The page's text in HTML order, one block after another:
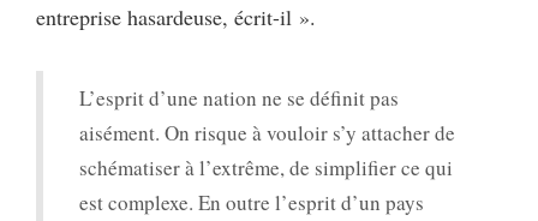
entreprise hasardeuse, écrit-il ».
L’esprit d’une nation ne se définit pas
aisément. On risque à vouloir s’y attacher de
schématiser à l’extrême, de simplifier ce qui
est complexe. En outre l’esprit d’un pays